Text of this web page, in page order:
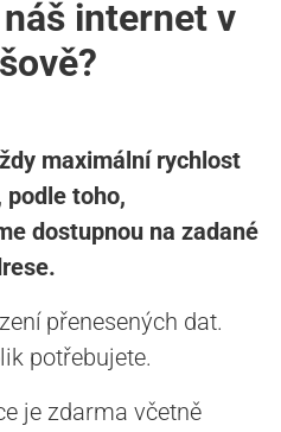
internet v
maximální rychlost
podle toho,
dostupnou na zadané
přenesených dat.
potřebujete.
je zdarma včetně